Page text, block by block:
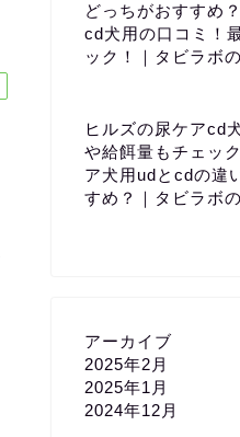
どっちがおすすめ？
cd犬用の口コミ！
ック！｜タビラボ
ヒルズの尿ケアcd
や給餌量もチェック
ア犬用udとcdの違
すめ？｜タビラボ
アーカイブ
2025年2月
2025年1月
2024年12月